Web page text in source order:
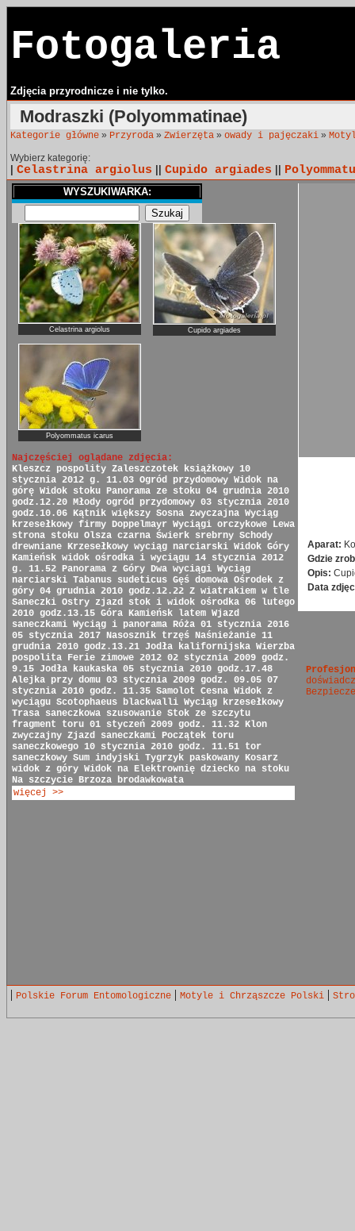
Fotogaleria
Zdjęcia przyrodnicze i nie tylko.
Modraszki (Polyommatinae)
Kategorie główne » Przyroda » Zwierzęta » owady i pajęczaki »
Wybierz kategorię:
Celastrina argiolus Cupido argiades
WYSZUKIWARKA:
Celastrina argiolus Cupido argiades
Polyommatus icarus
Najczęściej oglądane zdjęcia:
Kleszcz pospolity Zaleszczotek książkowy 10
stycznia 2012 g. 11.03 Ogród przydomowy Widok na
górę Widok stoku Panorama ze stoku 04 grudnia 2010
godz.12.20 Młody ogród przydomowy 03 stycznia 2010
godz.10.06 Kątnik większy Sosna zwyczajna Wyciąg
krzesełkowy firmy Doppelmayr Wyciągi orczykowe Lewa
strona stoku Olsza czarna Świerk srebrny Schody
drewniane Krzesełkowy wyciąg narciarski Widok Góry
Kamieńsk widok ośrodka i wyciągu 14 stycznia 2012
g. 11.52 Panorama z Góry Dwa wyciągi Wyciąg
narciarski Tabanus sudeticus Gęś domowa Ośrodek z
góry 04 grudnia 2010 godz.12.22 Z wiatrakiem w tle
Saneczki Ostry zjazd stok i widok ośrodka 06 lutego
2010 godz.13.15 Góra Kamieńsk latem Wjazd
saneczkami Wyciąg i panorama Róża 01 stycznia 2016
05 stycznia 2017 Nasosznik trzęś Naśnieżanie 11
grudnia 2010 godz.13.21 Jodła kalifornijska Wierzba
pospolita Ferie zimowe 2012 02 stycznia 2009 godz.
9.15 Jodła kaukaska 05 stycznia 2010 godz.17.48
Alejka przy domu 03 stycznia 2009 godz. 09.05 07
stycznia 2010 godz. 11.35 Samolot Cesna Widok z
wyciągu Scotophaeus blackwalli Wyciąg krzesełkowy
Trasa saneczkowa szusowanie Stok ze szczytu
fragment toru 01 styczeń 2009 godz. 11.32 Klon
zwyczajny Zjazd saneczkami Początek toru
saneczkowego 10 stycznia 2010 godz. 11.51 tor
saneczkowy Sum indyjski Tygrzyk paskowany Kosarz
widok z góry Widok na Elektrownię dziecko na stoku
Na szczycie Brzoza brodawkowata
więcej >>
Aparat:
Gdzie
Opis:
Data
| Polskie Forum Entomologiczne | Motyle i Chrząszcze Polski |